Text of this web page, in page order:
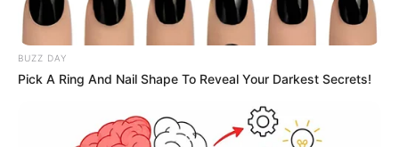
BUZZ DAY
Pick A Ring And Nail Shape To Reveal Your Darkest Secrets!